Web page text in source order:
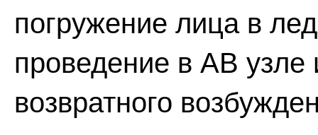
погружение лица в
проведение в АВ узле
возвратного